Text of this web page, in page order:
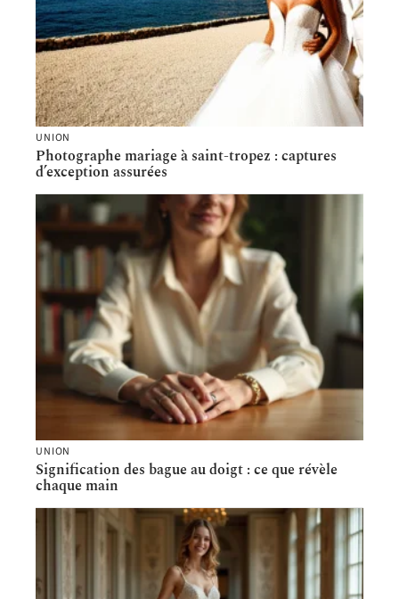
UNION
Photographe mariage à saint-tropez : captures
d’exception assurées
UNION
Signification des bague au doigt : ce que révèle
chaque main